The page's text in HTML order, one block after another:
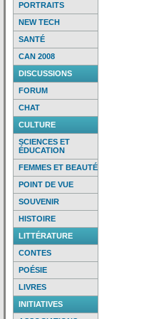
PORTRAITS
NEW TECH
SANTÉ
CAN 2008
DISCUSSIONS
FORUM
CHAT
CULTURE
SCIENCES ET
ÉDUCATION
FEMMES ET BEAUTÉ
POINT DE VUE
SOUVENIR
HISTOIRE
LITTÉRATURE
CONTES
POÉSIE
LIVRES
INITIATIVES